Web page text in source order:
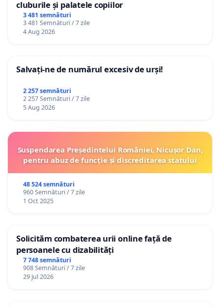
cluburile și palatele copiilor
3 481 semnături
3 481 Semnături / 7 zile
4 Aug 2026
Salvați-ne de numărul excesiv de urși!
2 257 semnături
2 257 Semnături / 7 zile
5 Aug 2026
Suspendarea Președintelui României, Nicușor Dan,
pentru abuz de funcție și discreditarea statului
48 524 semnături
960 Semnături / 7 zile
1 Oct 2025
Solicităm combaterea urii online față de
persoanele cu dizabilități
7 748 semnături
908 Semnături / 7 zile
29 Jul 2026